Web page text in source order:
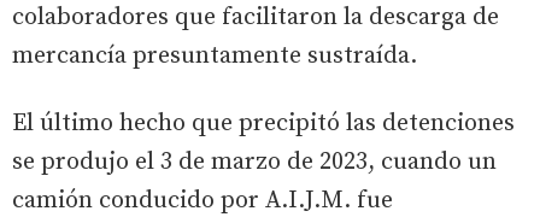
colaboradores que facilitaron la descarga de
mercancía presuntamente sustraída.
El último hecho que precipitó las detenciones
se produjo el 3 de marzo de 2023, cuando un
camión conducido por A.I.J.M. fue